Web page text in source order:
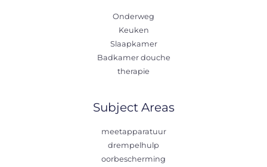
Onderweg
Keuken
Slaapkamer
Badkamer douche
therapie
Subject Areas
meetapparatuur
drempelhulp
oorbescherming